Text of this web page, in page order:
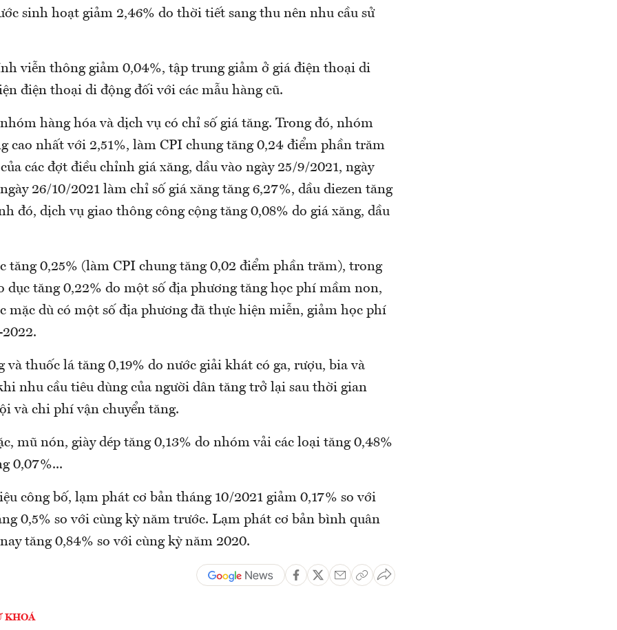
sinh hoạt giảm 2,46% do thời tiết sang thu nên nhu cầu sử
viễn thông giảm 0,04%, tập trung giảm ở giá điện thoại di
điện thoại di động đối với các mẫu hàng cũ.
hàng hóa và dịch vụ có chỉ số giá tăng. Trong đó, nhóm
cao nhất với 2,51%, làm CPI chung tăng 0,24 điểm phần trăm
các đợt điều chỉnh giá xăng, dầu vào ngày 25/9/2021, ngày
26/10/2021 làm chỉ số giá xăng tăng 6,27%, dầu diezen tăng
đó, dịch vụ giao thông công cộng tăng 0,08% do giá xăng, dầu
tăng 0,25% (làm CPI chung tăng 0,02 điểm phần trăm), trong
dục tăng 0,22% do một số địa phương tăng học phí mầm non,
mặc dù có một số địa phương đã thực hiện miễn, giảm học phí
và thuốc lá tăng 0,19% do nước giải khát có ga, rượu, bia và
nhu cầu tiêu dùng của người dân tăng trở lại sau thời gian
và chi phí vận chuyển tăng.
mũ nón, giày dép tăng 0,13% do nhóm vải các loại tăng 0,48%
0,07%...
công bố, lạm phát cơ bản tháng 10/2021 giảm 0,17% so với
0,5% so với cùng kỳ năm trước. Lạm phát cơ bản bình quân
tăng 0,84% so với cùng kỳ năm 2020.
KHOÁ